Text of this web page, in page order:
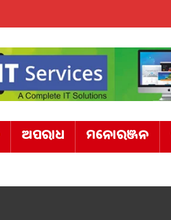
ଅପରାଧ ମନୋରଞ୍ଜନ